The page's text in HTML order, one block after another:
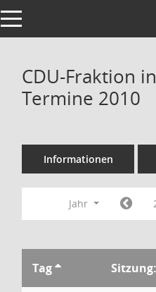
Toggle navigation
CDU-Fraktion
Termine 2010
Informationen
Jahr
Tag Sitzung: